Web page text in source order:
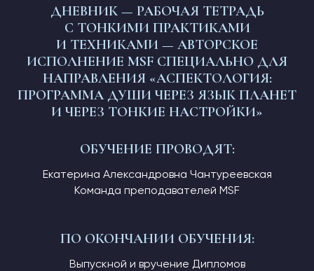
ДНЕВНИК — РАБОЧАЯ ТЕТРАДЬ
С ТОНКИМИ ПРАКТИКАМИ
И ТЕХНИКАМИ — АВТОРСКОЕ
ИСПОЛНЕНИЕ MSF СПЕЦИАЛЬНО ДЛЯ
НАПРАВЛЕНИЯ «АСПЕКТОЛОГИЯ:
ПРОГРАММА ДУШИ ЧЕРЕЗ ЯЗЫК ПЛАНЕТ
И ЧЕРЕЗ ТОНКИЕ НАСТРОЙКИ»
ОБУЧЕНИЕ ПРОВОДЯТ:
Екатерина Александровна Чантуреевская
Команда преподавателей MSF
ПО ОКОНЧАНИИ ОБУЧЕНИЯ:
Выпускной и вручение Дипломов